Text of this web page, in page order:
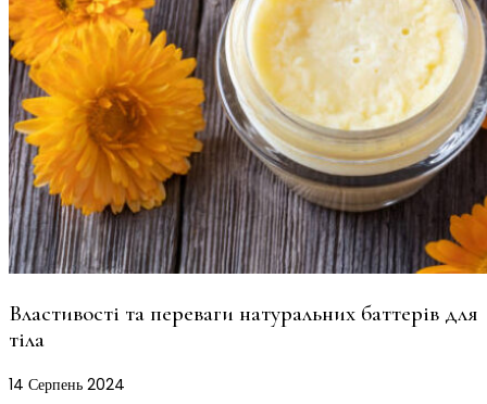
Властивості та переваги натуральних баттерів для
тіла
14 Серпень 2024